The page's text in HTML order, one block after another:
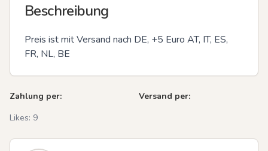
Beschreibung
Preis ist mit Versand nach DE, +5 Euro AT, IT, ES,
FR, NL, BE
Zahlung per:
Versand per:
Likes: 9